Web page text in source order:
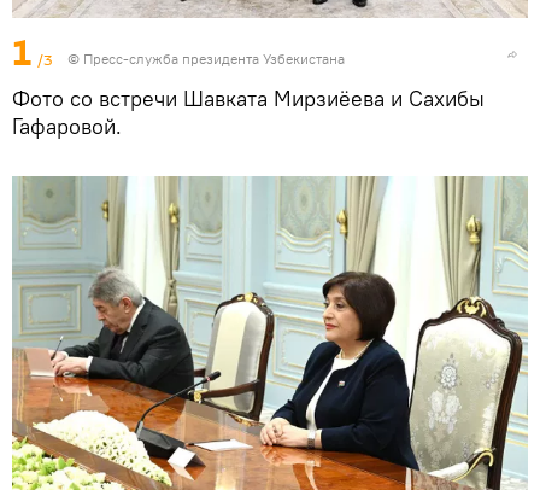
1 /3 © Пресс-служба президента Узбекистана
Фото со встречи Шавката Мирзиёева и Сахибы
Гафаровой.